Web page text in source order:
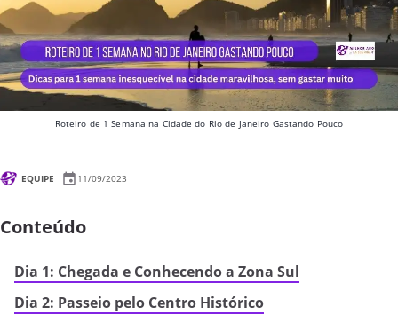
Roteiro de 1 Semana na Cidade do Rio de Janeiro Gastando Pouco
EQUIPE 11/09/2023
Conteúdo
Dia 1: Chegada e Conhecendo a Zona Sul
Dia 2: Passeio pelo Centro Histórico